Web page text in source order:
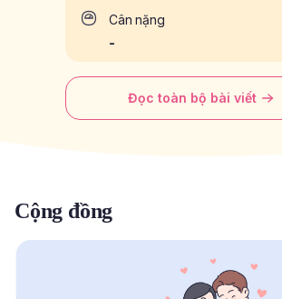
Cân nặng
-
Đọc toàn bộ bài viết
Cộng đồng